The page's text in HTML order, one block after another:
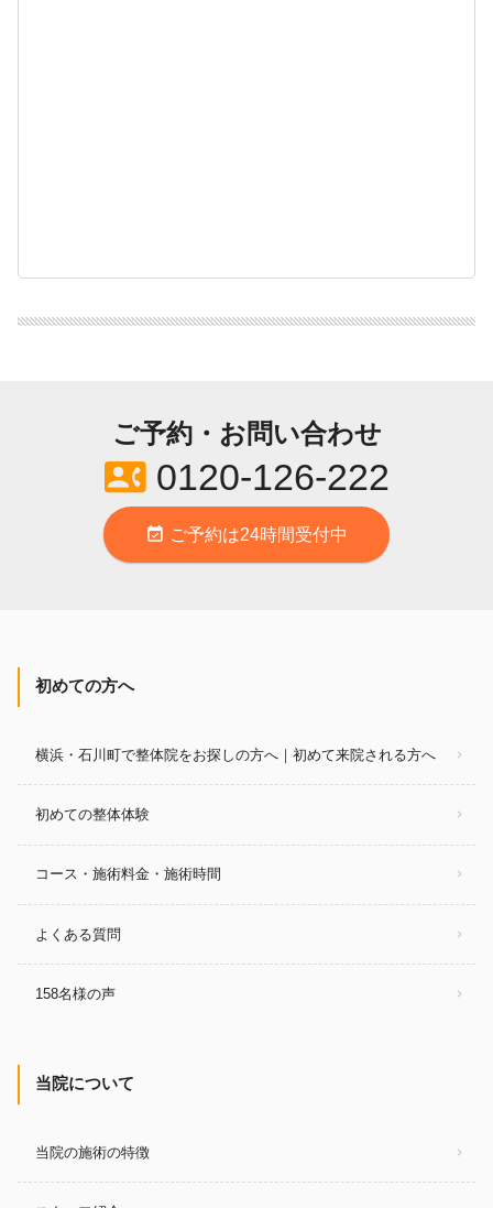
ご予約・お問い合わせ
contact_phone0120-126-222
event_available ご予約は24時間受付中
初めての方へ
横浜・石川町で整体院をお探しの方へ｜初めて来院される方へ
初めての整体体験
コース・施術料金・施術時間
よくある質問
158名様の声
当院について
当院の施術の特徴